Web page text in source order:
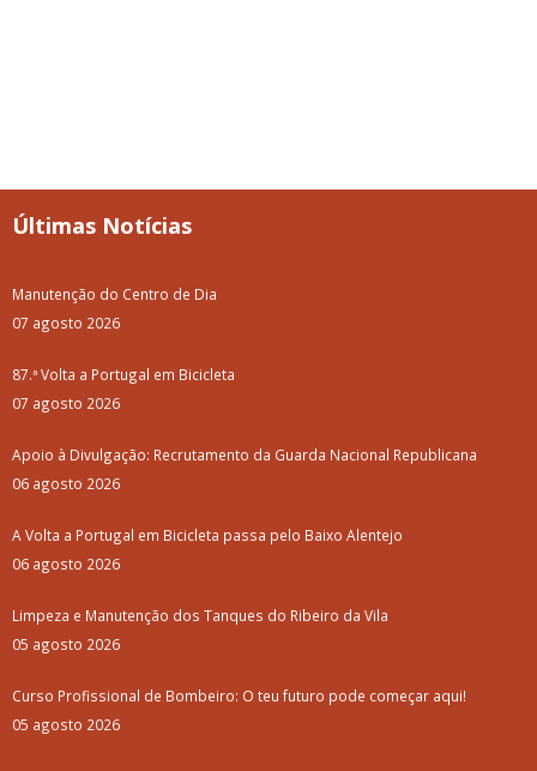
Últimas Notícias
Manutenção do Centro de Dia
07 agosto 2026
87.ª Volta a Portugal em Bicicleta
07 agosto 2026
Apoio à Divulgação: Recrutamento da Guarda Nacional Republicana
06 agosto 2026
A Volta a Portugal em Bicicleta passa pelo Baixo Alentejo
06 agosto 2026
Limpeza e Manutenção dos Tanques do Ribeiro da Vila
05 agosto 2026
Curso Profissional de Bombeiro: O teu futuro pode começar aqui!
05 agosto 2026